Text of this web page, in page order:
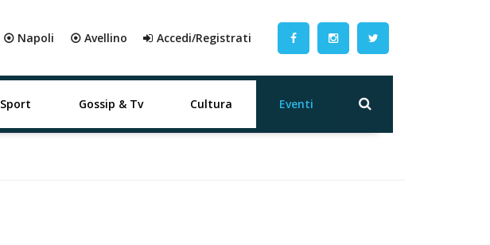
⦿ Napoli ⦿ Avellino Accedi/Registrati
Sport Gossip & Tv Cultura Eventi